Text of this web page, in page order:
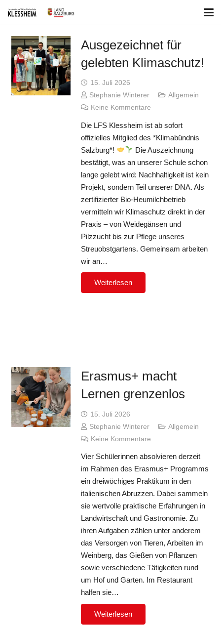
Ausgezeichnet für
gelebten Klimaschutz!
15. Juli 2026
Stephanie Winterer
Allgemein
Keine Kommentare
Die LFS Klessheim ist ab sofort
offizielles Mitglied des *Klimabündnis
Salzburg*!
Die Auszeichnung
bestätigt, was an unserer Schule schon
lange gelebt wird: Nachhaltigkeit ist kein
Projekt, sondern Teil unserer DNA. Als
zertifizierter Bio-Heumilchbetrieb
vermitteln wir Klimaschutz direkt in der
Praxis – von Weidegänsen und
Pilzzucht bis zur Pflege unseres
Streuobstgartens. Gemeinsam arbeiten
wir an…
Weiterlesen
Erasmus+ macht
Lernen grenzenlos
15. Juli 2026
Stephanie Winterer
Allgemein
Keine Kommentare
Vier Schülerinnen absolvieren derzeit
im Rahmen des Erasmus+ Programms
ein dreiwöchiges Praktikum in den
italienischen Abruzzen. Dabei sammeln
sie wertvolle praktische Erfahrungen in
Landwirtschaft und Gastronomie. Zu
ihren Aufgaben zählen unter anderem
das Versorgen von Tieren, Arbeiten im
Weinberg, das Gießen von Pflanzen
sowie verschiedene Tätigkeiten rund
um Hof und Garten. Im Restaurant
halfen sie…
Weiterlesen